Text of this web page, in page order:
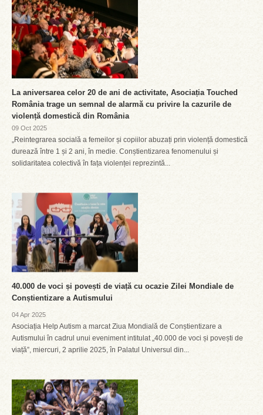
La aniversarea celor 20 de ani de activitate, Asociația Touched
România trage un semnal de alarmă cu privire la cazurile de
violență domestică din România
09 Oct 2025
„Reintegrarea socială a femeilor și copiilor abuzați prin violență domestică
durează între 1 și 2 ani, în medie. Conștientizarea fenomenului și
solidaritatea colectivă în fața violenței reprezintă...
40.000 de voci și povești de viață cu ocazie Zilei Mondiale de
Conștientizare a Autismului
04 Apr 2025
Asociația Help Autism a marcat Ziua Mondială de Conștientizare a
Autismului în cadrul unui eveniment intitulat „40.000 de voci și povești de
viață”, miercuri, 2 aprilie 2025, în Palatul Universul din...